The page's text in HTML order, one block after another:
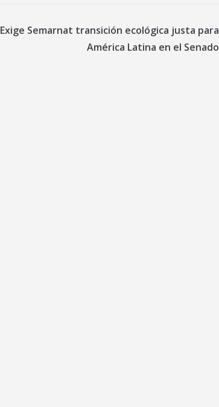
Exige Semarnat transición ecológica justa para
América Latina en el Senado